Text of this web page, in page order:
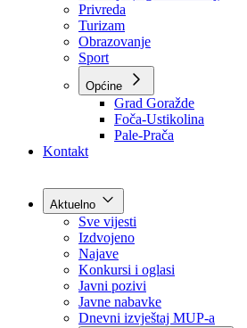
O kantonu
Simboli kantona (Grb, zastava)
Historija (digitalni muzej)
Privreda
Turizam
Obrazovanje
Sport
Općine
Kontakt
Aktuelno
Sve vijesti
Izdvojeno
Najave
Konkursi i oglasi